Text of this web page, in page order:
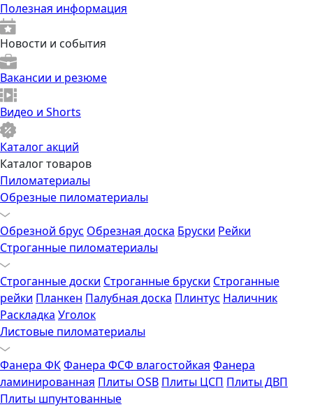
Полезная информация
Новости и события
Вакансии и резюме
Видео и Shorts
Каталог акций
Каталог товаров
Пиломатериалы
Обрезные пиломатериалы
Обрезной брус Обрезная доска Бруски Рейки
Строганные пиломатериалы
Строганные доски Строганные бруски Строганные
рейки Планкен Палубная доска Плинтус Наличник
Раскладка Уголок
Листовые пиломатериалы
Фанера ФКФанера ФСФ влагостойкая Фанера
ламинированная Плиты OSB Плиты ЦСП Плиты ДВП
Плиты шпунтованные